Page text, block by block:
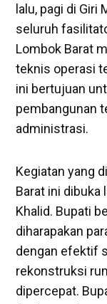
lalu, pagi di Giri
seluruh
Lombok Barat
teknis operasi
ini bertujuan
pembangunan
administrasi.
Kegiatan yang
Barat ini dibuka
Khalid. Bupati
diharapakan
dengan efektif
rekonstruksi
dipercepat.